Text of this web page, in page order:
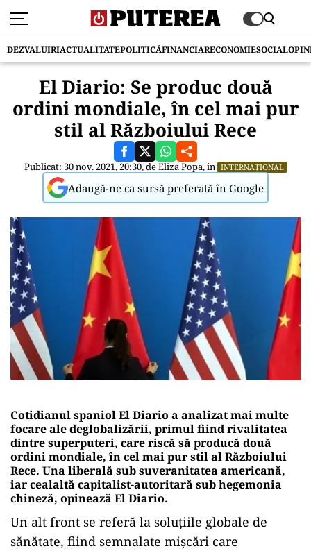
DEZVALUIRIACTUALITATEPOLITICĂFINANCIARECONOMIESOCIAL
El Diario: Se produc două
ordini mondiale, în cel mai pur
stil al Războiului Rece
Publicat: 30 nov. 2021, 20:30, deEliza Popa, în INTERNAȚIONAL
Adaugă-ne ca sursă preferată în Google
Cotidianul spaniol El Diario a analizat mai multe
focare ale deglobalizării, primul fiind rivalitatea
dintre superputeri, care riscă să producă două
ordini mondiale, în cel mai pur stil al Războiului
Rece. Una liberală sub suveranitatea americană,
iar cealaltă capitalist-autoritară sub hegemonia
chineză, opinează El Diario.
Un alt front se referă la soluțiile globale de
sănătate, fiind semnalate mișcări care